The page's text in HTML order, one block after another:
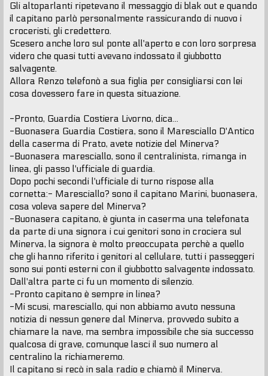
Gli altoparlanti ripetevano il messaggio di blak out e quando
il capitano parlò personalmente rassicurando di nuovo i
croceristi, gli credettero.
Scesero anche loro sul ponte all'aperto e con loro sorpresa
videro che quasi tutti avevano indossato il giubbotto
salvagente.
Allora Renzo telefonò a sua figlia per consigliarsi con lei
cosa dovessero fare in questa situazione.
-Pronto, Guardia Costiera Livorno, dica...
-Buonasera Guardia Costiera, sono il Maresciallo D'Antico
della caserma di Prato, avete notizie del Minerva?
-Buonasera maresciallo, sono il centralinista, rimanga in
linea, gli passo l'ufficiale di guardia.
Dopo pochi secondi l'ufficiale di turno rispose alla
cornetta:- Maresciallo? sono il capitano Marini, buonasera,
cosa voleva sapere del Minerva?
-Buonasera capitano, è giunta in caserma una telefonata
da parte di una signora i cui genitori sono in crociera sul
Minerva, la signora è molto preoccupata perchè a quello
che gli hanno riferito i genitori al cellulare, tutti i passeggeri
sono sui ponti esterni con il giubbotto salvagente indossato.
Dall'altra parte ci fu un momento di silenzio.
-Pronto capitano è sempre in linea?
-Mi scusi, maresciallo, qui non abbiamo avuto nessuna
notizia di nessun genere dal Minerva, provvedo subito a
chiamare la nave, ma sembra impossibile che sia successo
qualcosa di grave, comunque lasci il suo numero al
centralino la richiameremo.
Il capitano si recò in sala radio e chiamò il Minerva.